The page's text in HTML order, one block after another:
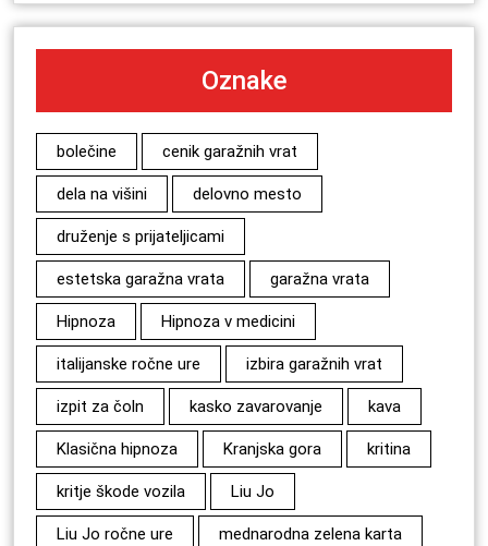
Oznake
bolečine cenik garažnih vrat
dela na višini delovno mesto
druženje s prijateljicami
estetska garažna vrata garažna vrata
Hipnoza Hipnoza v medicini
italijanske ročne ure izbira garažnih vrat
izpit za čoln kasko zavarovanje kava
Klasična hipnoza Kranjska gora kritina
kritje škode vozila Liu Jo
Liu Jo ročne ure mednarodna zelena karta